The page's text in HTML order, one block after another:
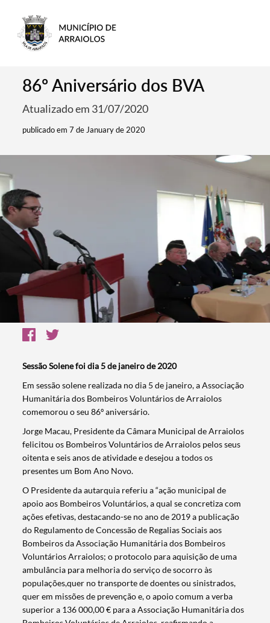
86º Aniversário dos BVA
Atualizado em 31/07/2020
publicado em 7 de January de 2020
Sessão Solene foi dia 5 de janeiro de 2020
Em sessão solene realizada no dia 5 de janeiro, a Associação
Humanitária dos Bombeiros Voluntários de Arraiolos
comemorou o seu 86º aniversário.
Jorge Macau, Presidente da Câmara Municipal de Arraiolos
felicitou os Bombeiros Voluntários de Arraiolos pelos seus
oitenta e seis anos de atividade e desejou a todos os
presentes um Bom Ano Novo.
O Presidente da autarquia referiu a “ação municipal de
apoio aos Bombeiros Voluntários, a qual se concretiza com
ações efetivas, destacando-se no ano de 2019 a publicação
do Regulamento de Concessão de Regalias Sociais aos
Bombeiros da Associação Humanitária dos Bombeiros
Voluntários Arraiolos; o protocolo para aquisição de uma
ambulância para melhoria do serviço de socorro às
populações,quer no transporte de doentes ou sinistrados,
quer em missões de prevenção e, o apoio comum a verba
superior a 136 000,00 € para a Associação Humanitária dos